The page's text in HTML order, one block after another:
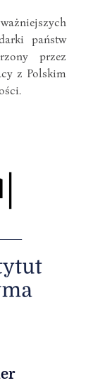
państw
przez
z Polskim